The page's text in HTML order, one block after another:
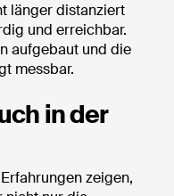
länger distanziert
und erreichbar.
aufgebaut und die
messbar.
in der
zeigen,